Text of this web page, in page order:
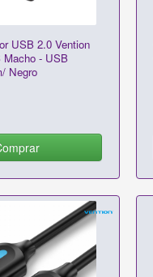
USB 2.0 Vention
- USB
Negro